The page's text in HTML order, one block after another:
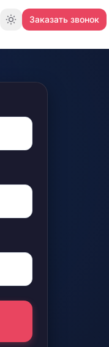
Переключить тему
Заказать звонок